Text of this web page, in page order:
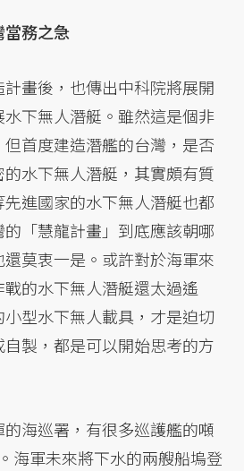
當務之急
畫後，也傳出中科院將展開
水下無人潛艇。雖然這是個非
首度建造潛艦的台灣，是否
水下無人潛艇，其實頗有質
進國家的水下無人潛艇也都
「慧龍計畫」到底應該朝哪
莫衷一是。或許對於海軍來
的水下無人潛艇還太過遙
型水下無人載具，才是迫切
製，都是可以開始思考的方
海巡署，有很多巡護艦的噸
海軍未來將下水的兩艘船塢登